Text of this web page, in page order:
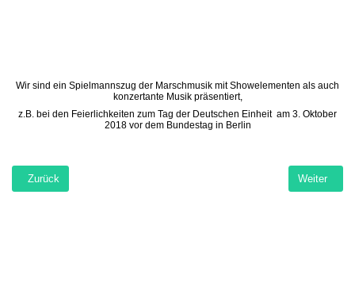
Wir sind ein Spielmannszug der Marschmusik mit Showelementen als auch
konzertante Musik präsentiert,
z.B. bei den Feierlichkeiten zum Tag der Deutschen Einheit am 3. Oktober
2018 vor dem Bundestag in Berlin
Vorheriger Beitrag: Willkommen Tablet Startseite
Zurück Nächster
Weiter